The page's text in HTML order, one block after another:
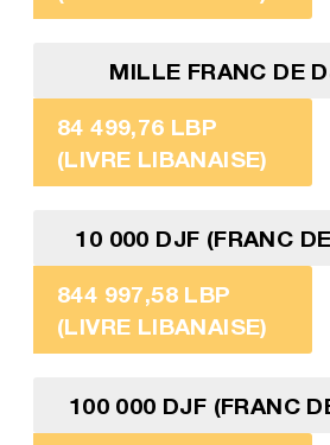
MILLE FRANC DE
84 499,76 LBP
(LIVRE LIBANAISE)
10 000 DJF (FRANC
844 997,58 LBP
(LIVRE LIBANAISE)
100 000 DJF (FRANC